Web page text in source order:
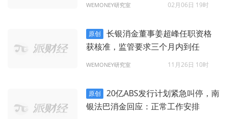
WEMONEY研究室 02月06日 19时
原创
长银消金董事姜超峰任职资格
获核准，监管要求三个月内到任
WEMONEY研究室 11月26日 10时
原创
20亿ABS发行计划紧急叫停，南
银法巴消金回应：正常工作安排